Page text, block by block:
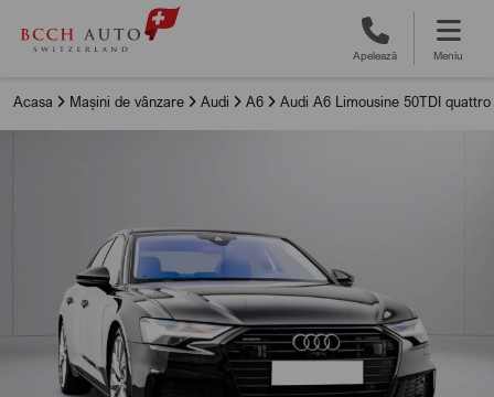
Apelează Meniu
Acasa Mașini de vânzare Audi A6 Audi A6 Limousine 50TDI